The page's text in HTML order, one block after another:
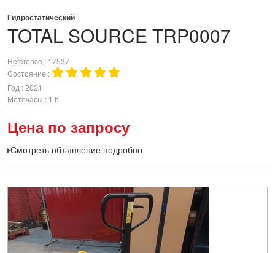
TOTAL SOURCE TRP0007
Гидростатический
Référence
17537
Состояние
Год 2021
Моточасы
1 h
Цена по запросу
Смотреть объявление подробно